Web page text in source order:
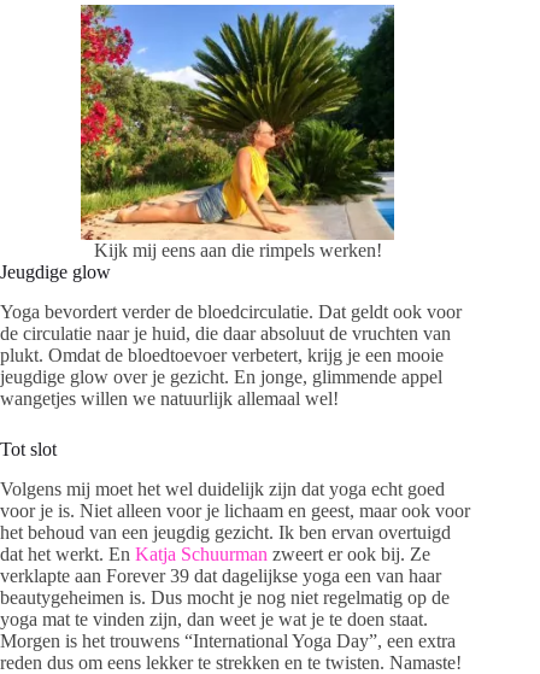
Kijk mij eens aan die rimpels werken!
Jeugdige glow
Yoga bevordert verder de bloedcirculatie. Dat geldt ook voor
de circulatie naar je huid, die daar absoluut de vruchten van
plukt. Omdat de bloedtoevoer verbetert, krijg je een mooie
jeugdige glow over je gezicht. En jonge, glimmende appel
wangetjes willen we natuurlijk allemaal wel!
Tot slot
Volgens mij moet het wel duidelijk zijn dat yoga echt goed
voor je is. Niet alleen voor je lichaam en geest, maar ook voor
het behoud van een jeugdig gezicht. Ik ben ervan overtuigd
dat het werkt. En Katja Schuurman zweert er ook bij. Ze
verklapte aan Forever 39 dat dagelijkse yoga een van haar
beautygeheimen is. Dus mocht je nog niet regelmatig op de
yoga mat te vinden zijn, dan weet je wat je te doen staat.
Morgen is het trouwens “International Yoga Day”, een extra
reden dus om eens lekker te strekken en te twisten. Namaste!